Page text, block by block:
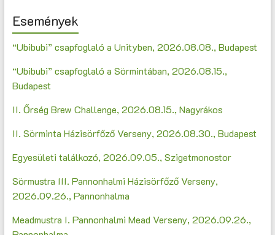
Események
“Ubibubi” csapfoglaló a Unityben, 2026.08.08., Budapest
“Ubibubi” csapfoglaló a Sörmintában, 2026.08.15.,
Budapest
II. Őrség Brew Challenge, 2026.08.15., Nagyrákos
II. Sörminta Házisörfőző Verseny, 2026.08.30., Budapest
Egyesületi találkozó, 2026.09.05., Szigetmonostor
Sörmustra III. Pannonhalmi Házisörfőző Verseny,
2026.09.26., Pannonhalma
Meadmustra I. Pannonhalmi Mead Verseny, 2026.09.26.,